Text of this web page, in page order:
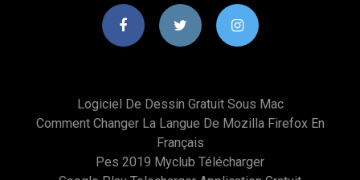
Logiciel De Dessin Gratuit Sous Mac
Comment Changer La Langue De Mozilla Firefox En
Français
Pes 2019 Myclub Télécharger